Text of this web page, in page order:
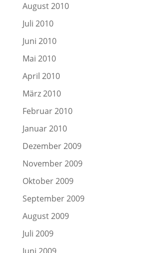
August 2010
Juli 2010
Juni 2010
Mai 2010
April 2010
März 2010
Februar 2010
Januar 2010
Dezember 2009
November 2009
Oktober 2009
September 2009
August 2009
Juli 2009